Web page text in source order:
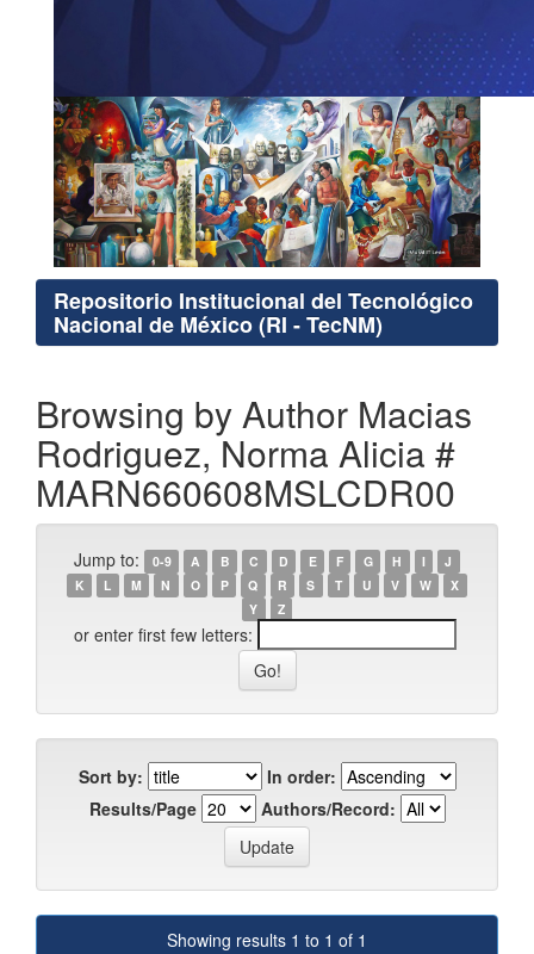
Repositorio Institucional del Tecnológico
Nacional de México (RI - TecNM)
Browsing by Author Macias
Rodriguez, Norma Alicia #
MARN660608MSLCDR00
Jump to: 0-9 A B C D E F G H I
J
K
L M N O P Q R S T U V W
X
Y
Z
or enter first few letters:
Sort by:
In order:
Results/Page
Authors/Record:
Showing results 1 to 1 of 1